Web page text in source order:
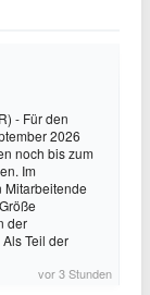
- Für den
2026
noch bis zum
Im
Mitarbeitende
der
Teil der
vor 3 Stunden